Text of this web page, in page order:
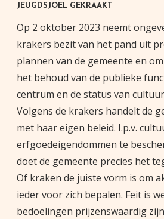
JEUGDSJOEL GEKRAAKT
Op 2 oktober 2023 neemt
krakers bezit van het pand uit
plannen van de gemeente en
het behoud van de publieke
centrum en de status van
Volgens de krakers handelt de
met haar eigen beleid. I.p.v.
erfgoedeigendommen te
doet de gemeente precies het
Of kraken de juiste vorm is om
ieder voor zich bepalen. Feit is
bedoelingen prijzenswaardig